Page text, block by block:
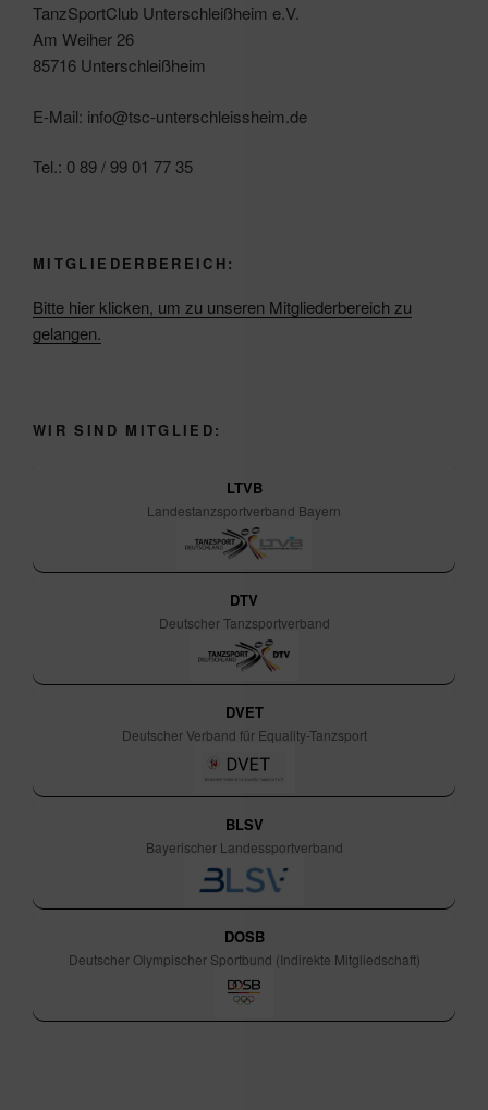
TanzSportClub Unterschleißheim e.V.
Am Weiher 26
85716 Unterschleißheim
E-Mail: info@tsc-unterschleissheim.de
Tel.: 0 89 / 99 01 77 35
MITGLIEDERBEREICH:
Bitte hier klicken, um zu unseren Mitgliederbereich zu
gelangen.
WIR SIND MITGLIED:
LTVB
Landestanzsportverband Bayern
DTV
Deutscher Tanzsportverband
DVET
Deutscher Verband für Equality-Tanzsport
BLSV
Bayerischer Landessportverband
DOSB
Deutscher Olympischer Sportbund (Indirekte Mitgliedschaft)